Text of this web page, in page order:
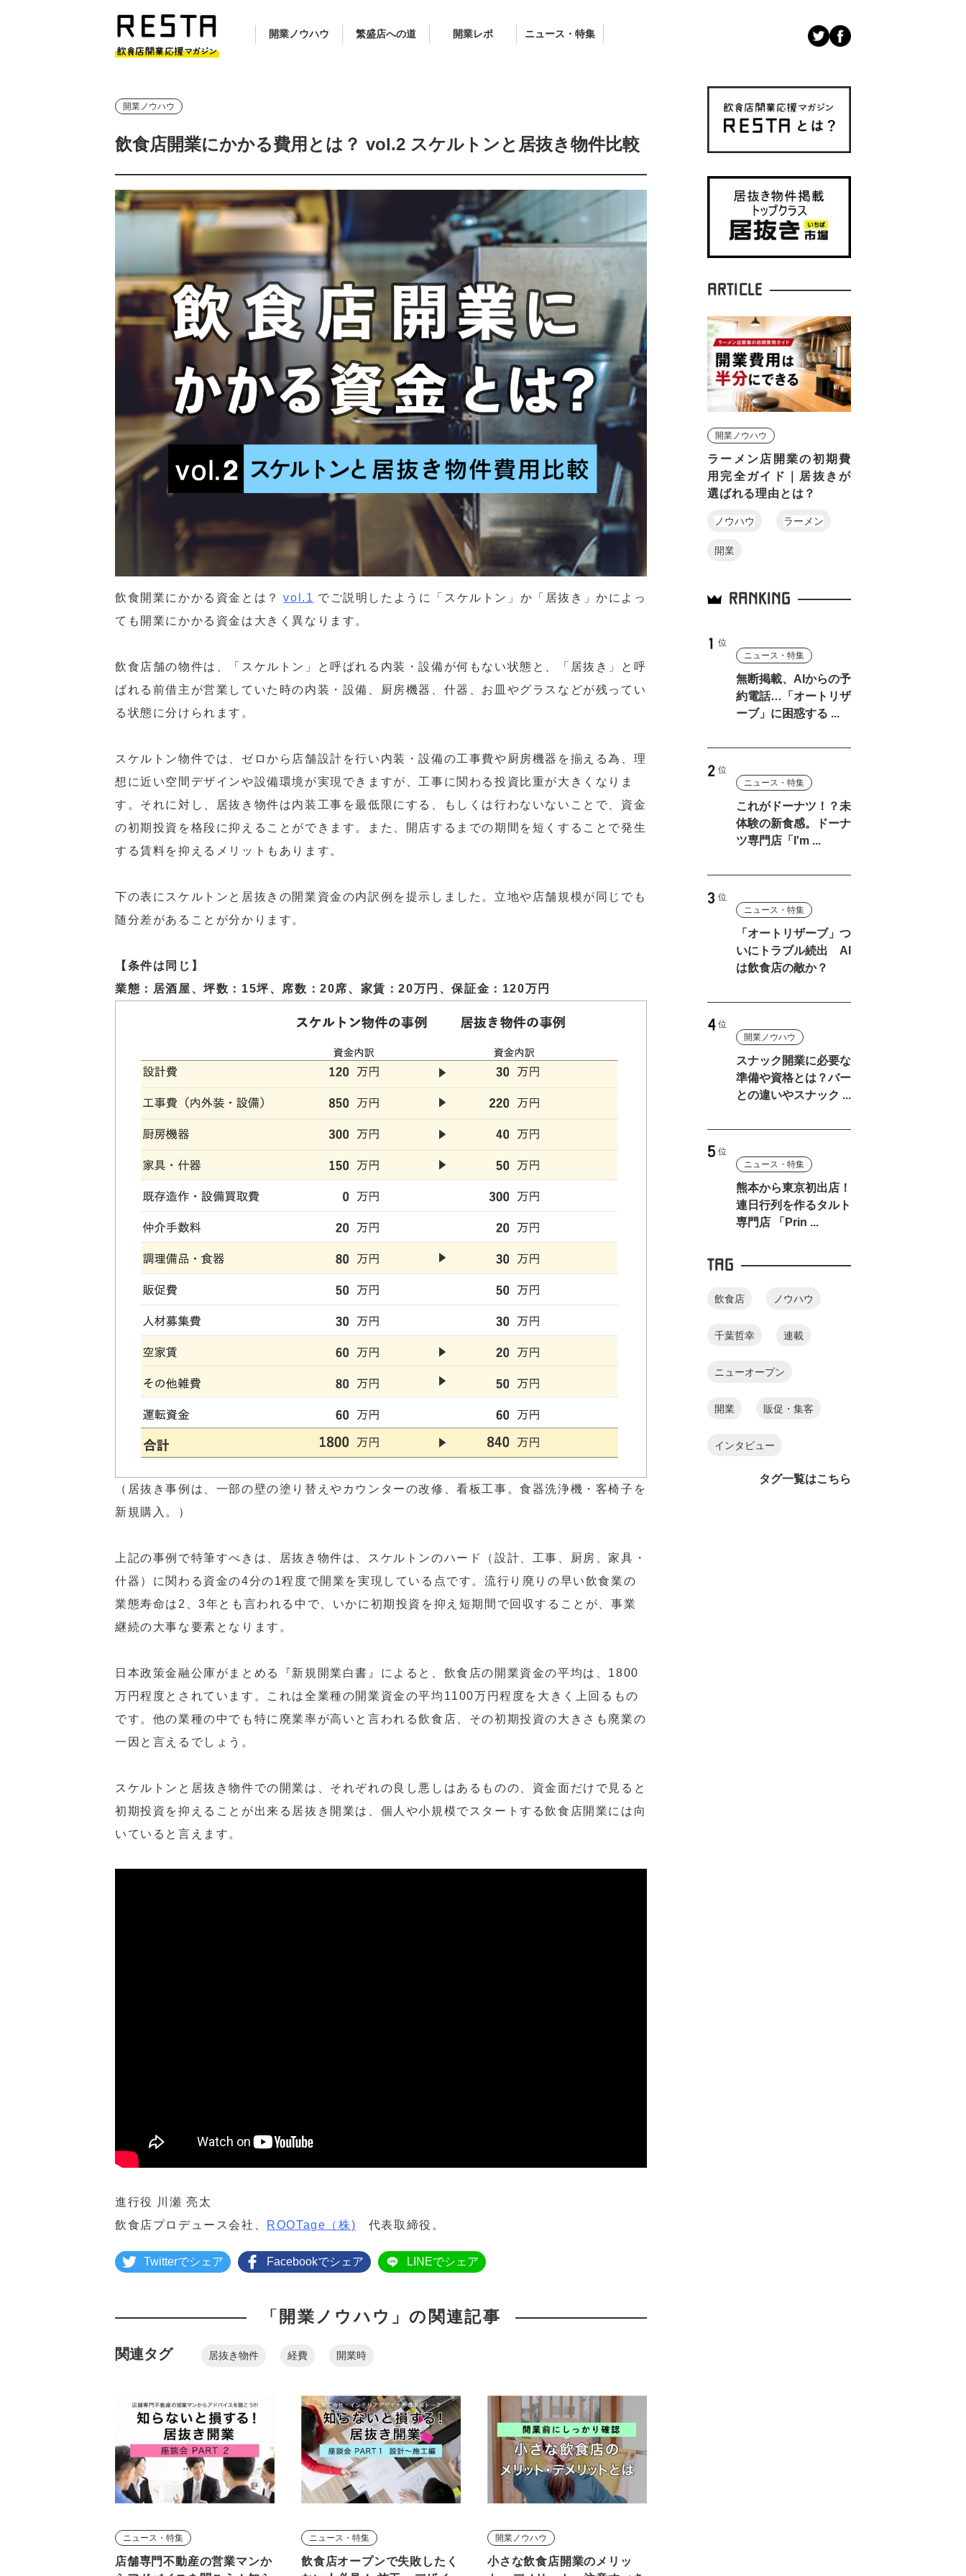
開業ノウハウ 繁盛店への道 開業レポ ニュース・特集
開業ノウハウ
飲食店開業にかかる費用とは？ vol.2 スケルトンと居抜き物件比較
飲食開業にかかる資金とは？vol.1 でご説明したように「スケルトン」か「居抜き」かによっ
ても開業にかかる資金は大きく異なります。
飲食店舗の物件は、「スケルトン」と呼ばれる内装・設備が何もない状態と、「居抜き」と呼
ばれる前借主が営業していた時の内装・設備、厨房機器、什器、お皿やグラスなどが残ってい
る状態に分けられます。
スケルトン物件では、ゼロから店舗設計を行い内装・設備の工事費や厨房機器を揃える為、理
想に近い空間デザインや設備環境が実現できますが、工事に関わる投資比重が大きくなりま
す。それに対し、居抜き物件は内装工事を最低限にする、もしくは行わないないことで、資金
の初期投資を格段に抑えることができます。また、開店するまでの期間を短くすることで発生
する賃料を抑えるメリットもあります。
下の表にスケルトンと居抜きの開業資金の内訳例を提示しました。立地や店舗規模が同じでも
随分差があることが分かります。
【条件は同じ】
業態：居酒屋、坪数：15坪、席数：20席、家賃：20万円、保証金：120万円
（居抜き事例は、一部の壁の塗り替えやカウンターの改修、看板工事。食器洗浄機・客椅子を
新規購入。）
上記の事例で特筆すべきは、居抜き物件は、スケルトンのハード（設計、工事、厨房、家具・
什器）に関わる資金の4分の1程度で開業を実現している点です。流行り廃りの早い飲食業の
業態寿命は2、3年とも言われる中で、いかに初期投資を抑え短期間で回収することが、事業
継続の大事な要素となります。
日本政策金融公庫がまとめる『新規開業白書』によると、飲食店の開業資金の平均は、1800
万円程度とされています。これは全業種の開業資金の平均1100万円程度を大きく上回るもの
です。他の業種の中でも特に廃業率が高いと言われる飲食店、その初期投資の大きさも廃業の
一因と言えるでしょう。
スケルトンと居抜き物件での開業は、それぞれの良し悪しはあるものの、資金面だけで見ると
初期投資を抑えることが出来る居抜き開業は、個人や小規模でスタートする飲食店開業には向
いていると言えます。
進行役 川瀬 亮太
飲食店プロデュース会社、
ROOTage（株) 代表取締役。
Twitterでシェア Facebookでシェア LINEでシェア
「開業ノウハウ」の関連記事
関連タグ 居抜き物件 経費 開業時
ニュース・特集
店舗専門不動産の営業マンか
ニュース・特集
飲食店オープンで失敗したく
開業ノウハウ
小さな飲食店開業のメリッ
ARTICLE
開業ノウハウ
ラーメン店開業の初期費
用完全ガイド｜居抜きが
選ばれる理由とは？
ノウハウ ラーメン
開業
RANKING
ニュース・特集
無断掲載、AIからの予
約電話…「オートリザ
ーブ」に困惑する ...
ニュース・特集
これがドーナツ！？未
体験の新食感。ドーナ
ツ専門店「I'm ...
ニュース・特集
「オートリザーブ」つ
いにトラブル続出 AI
は飲食店の敵か？
開業ノウハウ
スナック開業に必要な
準備や資格とは？バー
との違いやスナック ...
ニュース・特集
熊本から東京初出店！
連日行列を作るタルト
専門店 「Prin ...
TAG
飲食店 ノウハウ
千葉哲幸 連載
ニューオープン
開業 販促・集客
インタビュー
タグ一覧はこちら